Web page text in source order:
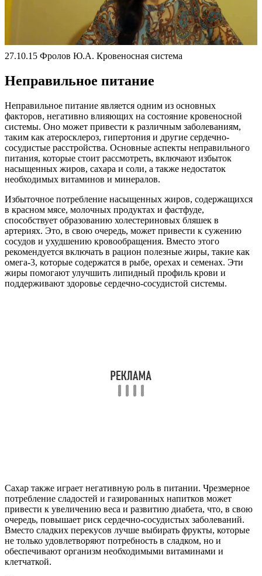
27.10.15 Фролов Ю.А. Кровеносная система
Неправильное питание
Неправильное питание является одним из основных
факторов, негативно влияющих на состояние кровеносной
системы. Оно может привести к различным заболеваниям,
таким как атеросклероз, гипертония и другие сердечно-
сосудистые расстройства. Основные аспекты неправильного
питания, которые стоит рассмотреть, включают избыток
насыщенных жиров, сахара и соли, а также недостаток
необходимых витаминов и минералов.
Избыточное потребление насыщенных жиров, содержащихся
в красном мясе, молочных продуктах и фастфуде,
способствует образованию холестериновых бляшек в
артериях. Это, в свою очередь, может привести к сужению
сосудов и ухудшению кровообращения. Вместо этого
рекомендуется включать в рацион полезные жиры, такие как
омега-3, которые содержатся в рыбе, орехах и семенах. Эти
жиры помогают улучшить липидный профиль крови и
поддерживают здоровье сердечно-сосудистой системы.
Сахар также играет негативную роль в питании. Чрезмерное
потребление сладостей и газированных напитков может
привести к увеличению веса и развитию диабета, что, в свою
очередь, повышает риск сердечно-сосудистых заболеваний.
Вместо сладких перекусов лучше выбирать фрукты, которые
не только удовлетворяют потребность в сладком, но и
обеспечивают организм необходимыми витаминами и
клетчаткой.